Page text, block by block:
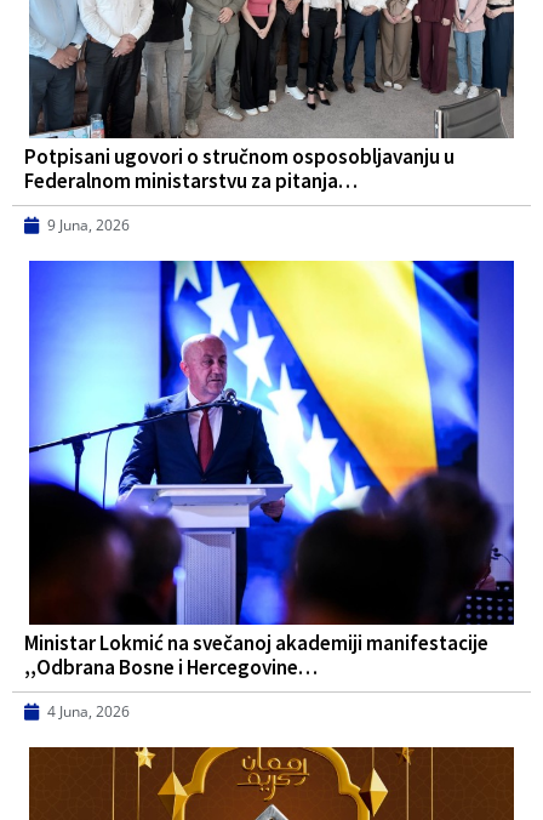
Potpisani ugovori o stručnom osposobljavanju u
Federalnom ministarstvu za pitanja…
9 Juna, 2026
Ministar Lokmić na svečanoj akademiji manifestacije
,,Odbrana Bosne i Hercegovine…
4 Juna, 2026